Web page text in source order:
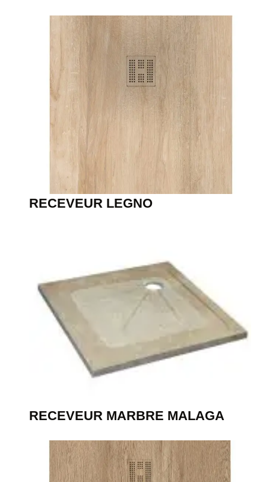
RECEVEUR LEGNO
RECEVEUR MARBRE MALAGA